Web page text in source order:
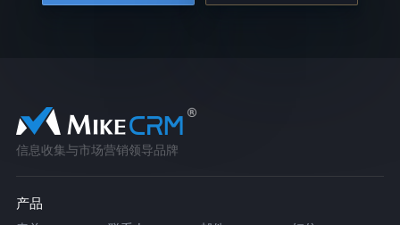
信息收集与市场营销领导品牌
产品